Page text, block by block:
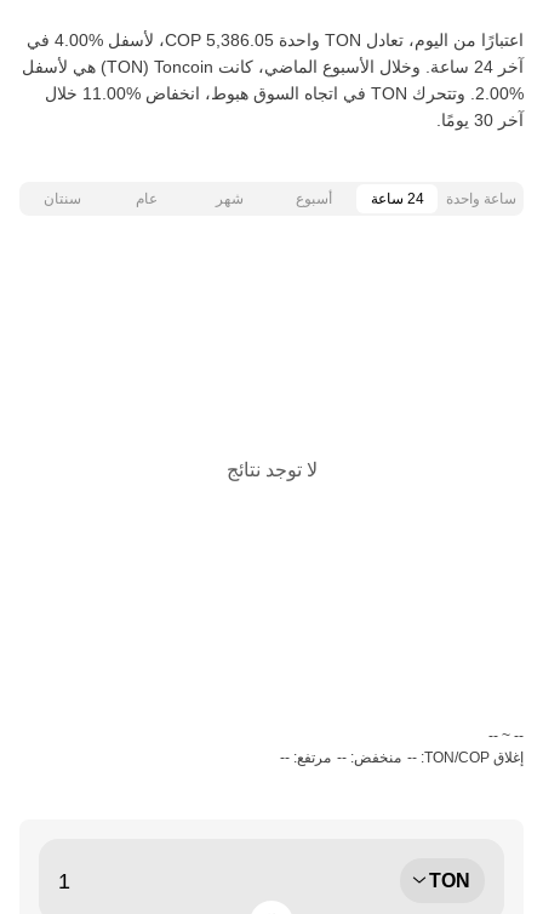
اعتبارًا من اليوم، تعادل TON واحدة ‏‎‏‎5,386.05‏‏ COP‏، لأسفل‏ ‏‎4.00‎%‎‏ في
آخر 24 ساعة. وخلال الأسبوع الماضي، كانت Toncoin‏ (TON) هي لأسفل‏
‏‎2.00‎%‎‏. وتتحرك TON في اتجاه السوق هبوط‏، انخفاض‏ ‏‎11.00‎%‎‏ خلال
آخر 30 يومًا.
ساعة واحدة 24 ساعة أسبوع شهر عام سنتان
لا توجد نتائج
‏-- ~ ‎--‏
إغلاق TON/COP: --
منخفض: -- مرتفع: --
TON